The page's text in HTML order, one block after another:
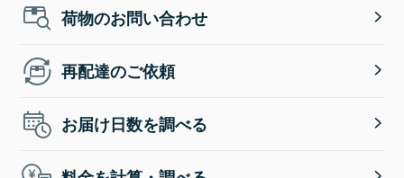
荷物のお問い合わせ
再配達のご依頼
お届け日数を調べる